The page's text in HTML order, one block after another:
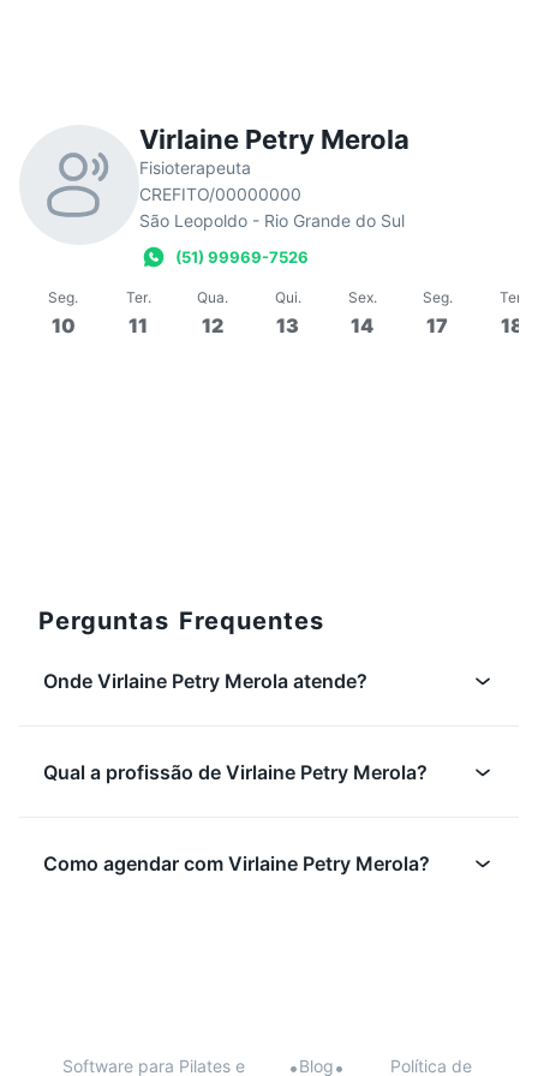
Virlaine Petry Merola
Fisioterapeuta
CREFITO/00000000
São Leopoldo - Rio Grande do Sul
(51) 99969-7526
Seg.
10
Ter.
11
Qua.
12
Qui.
13
Sex.
14
Seg.
17
Ter
18
Perguntas Frequentes
Onde Virlaine Petry Merola atende?
Qual a profissão de Virlaine Petry Merola?
Como agendar com Virlaine Petry Merola?
Software para Pilates e •Blog• Política de